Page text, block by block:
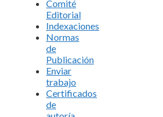
Comité
Editorial
Indexaciones
Normas
de
Publicación
Enviar
trabajo
Certificados
de